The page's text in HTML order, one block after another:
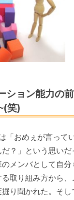
ション能力の
笑)
「おめぇが言って
だ？」という思い
のメンバとして自
取り組み方から
り聞かれた。そ